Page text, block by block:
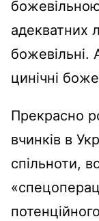
адекватних
божевільні.
цинічні
Прекрасно
вчинків в
спільноти,